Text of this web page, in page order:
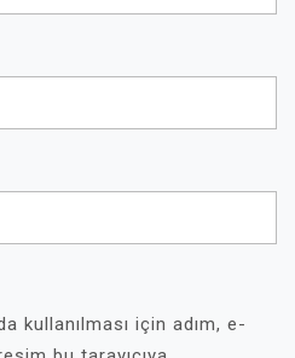
kullanılması için adım, e-